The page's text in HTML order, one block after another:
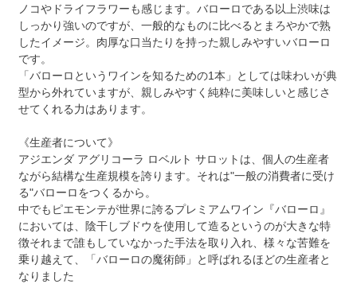
ノコやドライフラワーも感じます。バローロである以上渋味は
しっかり強いのですが、一般的なものに比べるとまろやかで熟
したイメージ。肉厚な口当たりを持った親しみやすいバローロ
です。
「バローロというワインを知るための1本」としては味わいが典
型から外れていますが、親しみやすく純粋に美味しいと感じさ
せてくれる力はあります。
《生産者について》
アジエンダ アグリコーラ ロベルト サロットは、個人の生産者
ながら結構な生産規模を誇ります。それは"一般の消費者に受け
る"バローロをつくるから。
中でもピエモンテが世界に誇るプレミアムワイン『バローロ』
においては、陰干しブドウを使用して造るというのが大きな特
徴それまで誰もしていなかった手法を取り入れ、様々な苦難を
乗り越えて、「バローロの魔術師」と呼ばれるほどの生産者と
なりました